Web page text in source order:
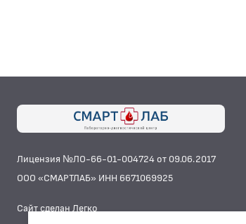
Лицензия №ЛО-66-01-004724 от 09.06.2017
ООО «СМАРТЛАБ» ИНН 6671069925
Сайт сделан Легко